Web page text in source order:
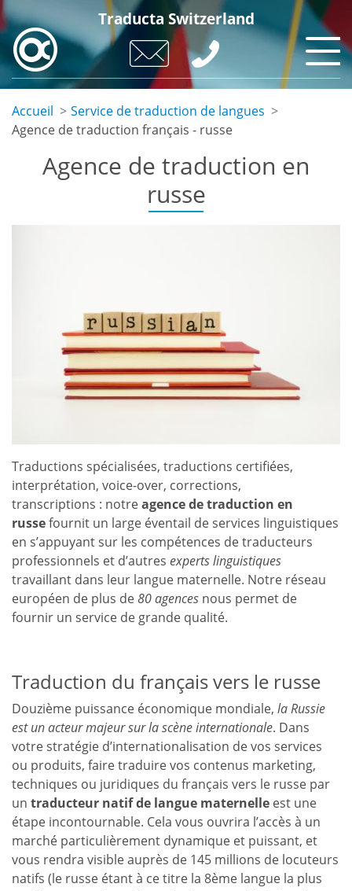
Aller
au
contenu
principal
Traducta Switzerland
Accueil
Service de traduction de langues
Agence de traduction français - russe
Agence de traduction en
russe
Traductions spécialisées, traductions certifiées,
interprétation, voice-over, corrections,
transcriptions : notreagence de traduction en
russefournit un large éventail de services linguistiques
en s’appuyant sur les compétences de traducteurs
professionnels et d’autres experts linguistiques
travaillant dans leur langue maternelle. Notre réseau
européen de plus de80 agences nous permet de
fournir un service de grande qualité.
Traduction du français vers le russe
Douzième puissance économique mondiale, la Russie
est un acteur majeur sur la scène internationale. Dans
votre stratégie d’internationalisation de vos services
ou produits, faire traduire vos contenus marketing,
techniques ou juridiques du français vers le russe par
un traducteur natif de langue maternelle est une
étape incontournable. Cela vous ouvrira l’accès à un
marché particulièrement dynamique et puissant, et
vous rendra visible auprès de 145 millions de locuteurs
natifs (le russe étant à ce titre la 8ème langue la plus